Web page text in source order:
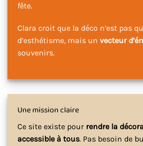
fête.
Clara croit que la déco n’est pas
d’esthétisme, mais un vecteur
souvenirs.
Une mission claire
Ce site existe pour rendre la
accessible à tous. Pas besoin de